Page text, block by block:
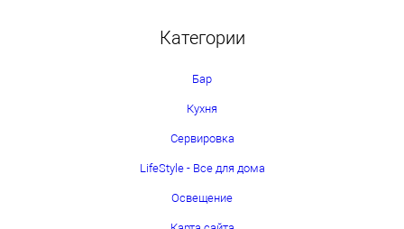
Категории
Бар
Кухня
Сервировка
LifeStyle - Все для дома
Освещение